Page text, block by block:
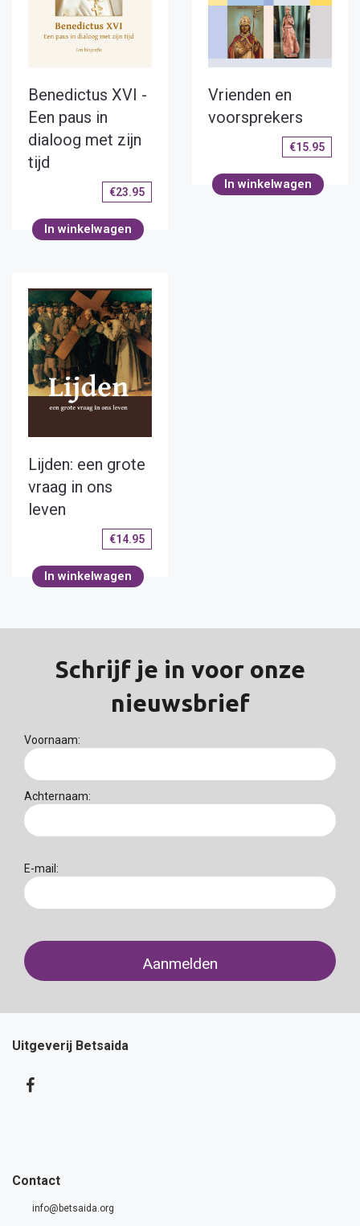
Benedictus XVI -
Een paus in
dialoog met zijn
tijd
€23.95
In winkelwagen
Vrienden en
voorsprekers
€15.95
In winkelwagen
Lijden: een grote
vraag in ons
leven
€14.95
In winkelwagen
Schrijf je in voor onze
nieuwsbrief
Voornaam:
Achternaam:
E-mail:
Uitgeverij Betsaida
Contact
info@betsaida.org